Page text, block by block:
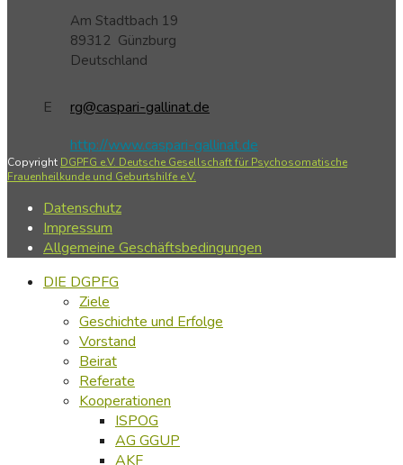
Am Stadtbach 19
89312 Günzburg
Deutschland
E
rg@caspari-gallinat.de
http://www.caspari-gallinat.de
Copyright DGPFG e.V. Deutsche Gesellschaft für Psychosomatische
Frauenheilkunde und Geburtshilfe e.V.
Datenschutz
Impressum
Allgemeine Geschäftsbedingungen
DIE DGPFG
Ziele
Geschichte und Erfolge
Vorstand
Beirat
Referate
Kooperationen
ISPOG
AG GGUP
AKF